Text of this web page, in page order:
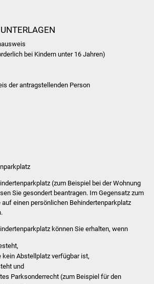
Gesundheit und Notfall
Ärzte und Apotheken
Abfall und Entsorgung
Kultur & Freizeit
Veranstaltungen
Stadtfest
Ostermarkt
bei Kindern unter 16 Jahren)
der antragstellenden Person
(zum Beispiel bei der Wohnung
Sie gesondert beantragen. Im Gegensatz zum
einen persönlichen Behindertenparkplatz
können Sie erhalten, wenn
kein Abstellplatz verfügbar ist,
und
Parksonderrecht (zum Beispiel für den